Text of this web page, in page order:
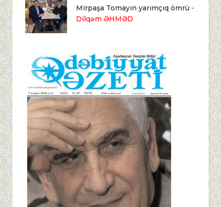
Mirpaşa Tomayın yarımçıq ömrü -
Dilqəm ƏHMƏD